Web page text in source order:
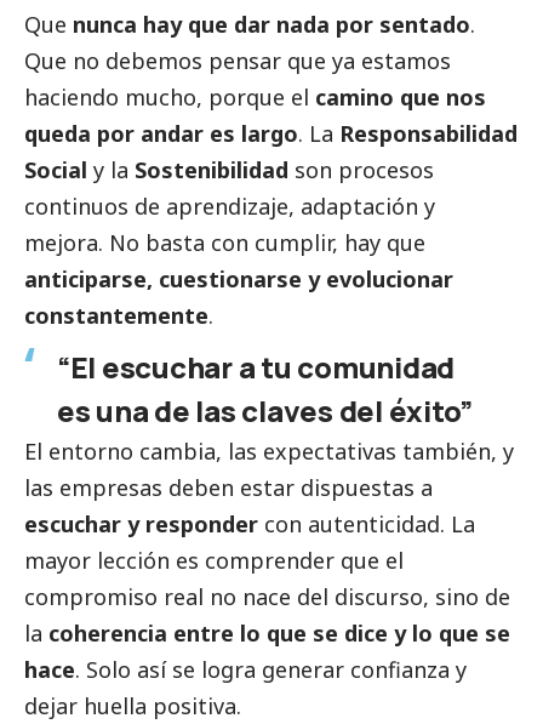
Que nunca hay que dar nada por sentado.
Que no debemos pensar que ya estamos
haciendo mucho, porque el camino que nos
queda por andar es largo. La Responsabilidad
Social y la Sostenibilidad son procesos
continuos de aprendizaje, adaptación y
mejora. No basta con cumplir, hay que
anticiparse, cuestionarse y evolucionar
constantemente.
“El escuchar a tu comunidad
es una de las claves del éxito”
El entorno cambia, las expectativas también, y
las empresas deben estar dispuestas a
escuchar y responder con autenticidad. La
mayor lección es comprender que el
compromiso real no nace del discurso, sino de
la coherencia entre lo que se dice y lo que se
hace. Solo así se logra generar confianza y
dejar huella positiva.